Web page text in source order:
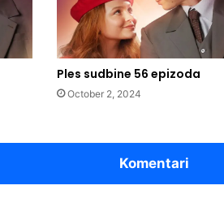
Ples sudbine 56 epizoda
October 2, 2024
Komentari